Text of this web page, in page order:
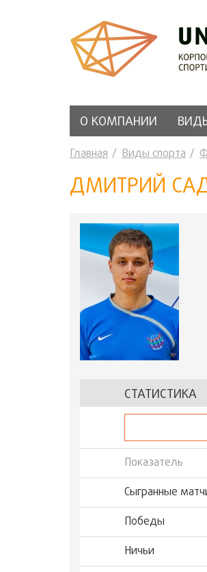
О КОМПАНИИ
Главная Виды спорта
ДМИТРИЙ
СТАТИСТИКА
Показатель
Сыгранные
Победы
Ничьи